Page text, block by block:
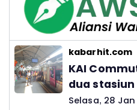
kabarhit.com
KAI
dua stasiun
Selasa, 28 Jan